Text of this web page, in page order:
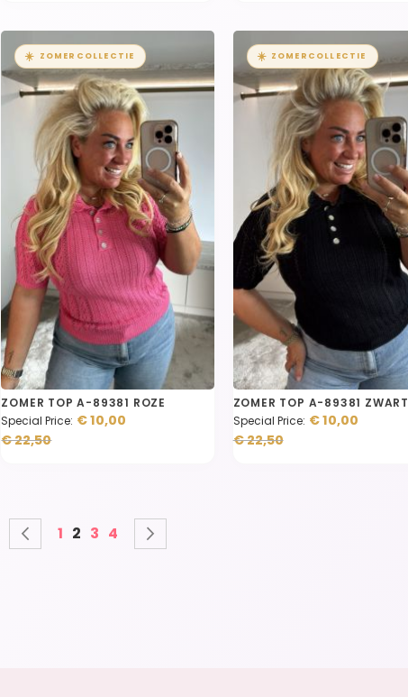
☀️ ZOMERCOLLECTIE
ZOMER TOP A-89381 ROZE
Special Price € 10,00
€ 22,50
☀️ ZOMERCOLLECTIE
ZOMER TOP A-89381 ZWART
Special Price € 10,00
€ 22,50
PaginaPagina
Vorige
Pagina
1 U lees momenteel pagina
2 Pagina
3 Pagina
4